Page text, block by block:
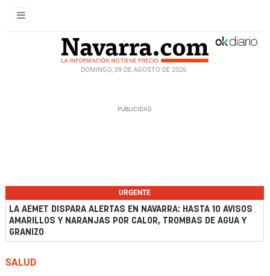
DOMINGO, 09 DE AGOSTO DE 2026
URGENTE
LA AEMET DISPARA ALERTAS EN NAVARRA: HASTA 10 AVISOS
AMARILLOS Y NARANJAS POR CALOR, TROMBAS DE AGUA Y
GRANIZO
SALUD